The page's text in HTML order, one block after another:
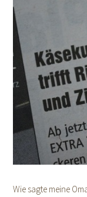
Wie sagte meine